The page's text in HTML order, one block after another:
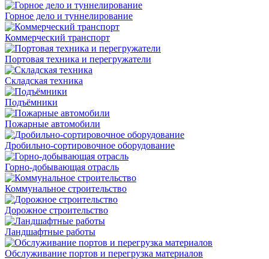
Горное дело и туннелирование
Коммерческий транспорт
Портовая техника и перегружатели
Складская техника
Подъёмники
Пожарные автомобили
Дробильно-сортировочное оборудование
Горно-добывающая отрасль
Коммунальное строительство
Дорожное строительство
Ландшафтные работы
Обслуживание портов и перегрузка материалов